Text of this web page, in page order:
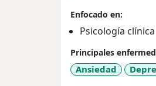
Hay situaciones
ante esto, el
vez, puede
mismos y de
congruencia y de
Enfocado en:
Psicología clínica
Principales
Ansiedad